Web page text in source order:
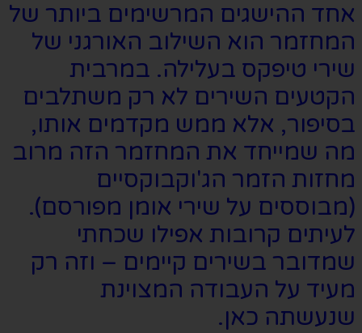
אחד ההישגים המרשימים ביותר של
המחזמר הוא השילוב האורגני של
שירי טיפקס בעלילה. במרבית
הקטעים השירים לא רק משתלבים
בסיפור, אלא ממש מקדמים אותו,
מה שמייחד את המחזמר הזה מרוב
מחזות הזמר הג'וקבוקסיים
(מבוססים על שירי אומן מפורסם).
לעיתים קרובות אפילו שכחתי
שמדובר בשירים קיימים – וזה רק
מעיד על העבודה המצוינת
שנעשתה כאן.